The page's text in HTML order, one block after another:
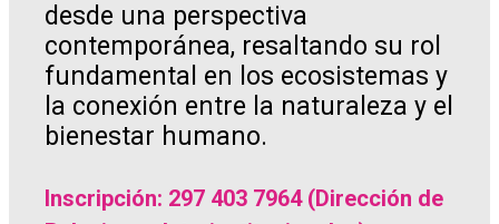
desde una perspectiva
contemporánea, resaltando su rol
fundamental en los ecosistemas y
la conexión entre la naturaleza y el
bienestar humano.
Inscripción: 297 403 7964 (Dirección de